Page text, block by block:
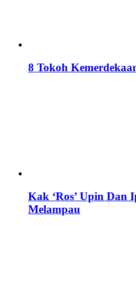
8 Tokoh
Kak ‘Ros’ Upin Dan
Melampau